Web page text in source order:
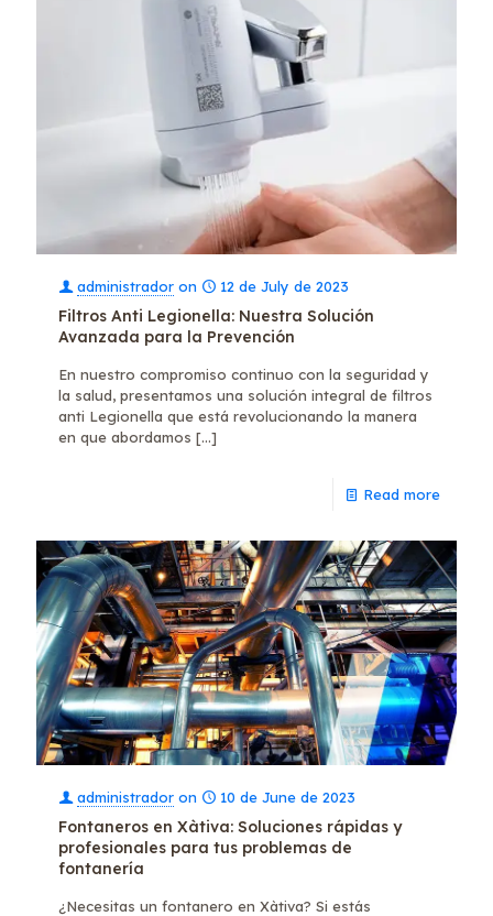
administrador on 12 de July de 2023
Filtros Anti Legionella: Nuestra Solución
Avanzada para la Prevención
En nuestro compromiso continuo con la seguridad y
la salud, presentamos una solución integral de filtros
anti Legionella que está revolucionando la manera
en que abordamos […]
Read more
administrador on 10 de June de 2023
Fontaneros en Xàtiva: Soluciones rápidas y
profesionales para tus problemas de
fontanería
¿Necesitas un fontanero en Xàtiva? Si estás